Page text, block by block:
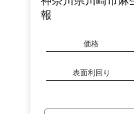
報
価格
表面利回り